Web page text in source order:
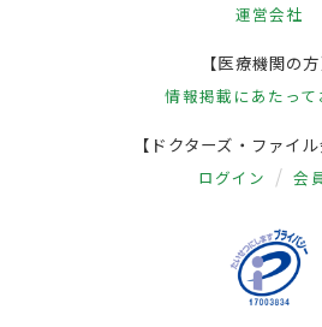
運営会社
【医療機関の方
情報掲載にあたって
【ドクターズ・ファイル
ログイン 会